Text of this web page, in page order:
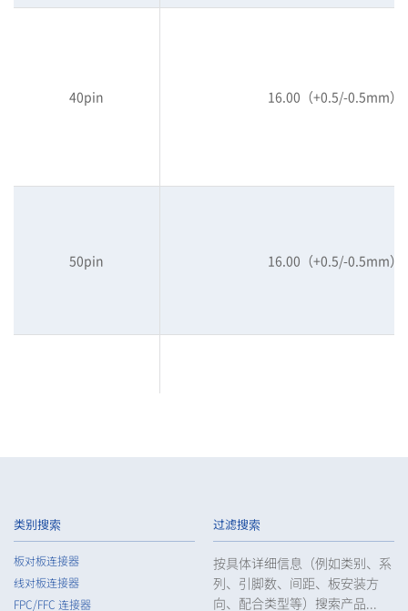
40pin 16.00（+0.5/-0.5mm）
50pin 16.00（+0.5/-0.5mm）
80pin 16.00（+0.5/-0.5mm）
类别搜索
板对板连接器
线对板连接器
FPC/FFC 连接器
过滤搜索
按具体详细信息（例如类别、系
列、引脚数、间距、板安装方
向、配合类型等）搜索产品...